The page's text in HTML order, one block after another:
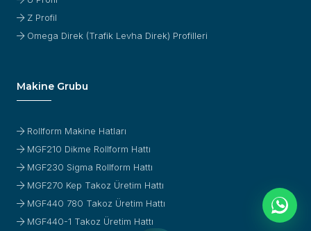
Z Profil
Omega Direk (Trafik Levha Direk) Profilleri
Makine Grubu
Rollform Makine Hatları
MGF210 Dikme Rollform Hattı
MGF230 Sigma Rollform Hattı
MGF270 Kep Takoz Üretim Hattı
MGF440 780 Takoz Üretim Hattı
MGF440-1 Takoz Üretim Hattı